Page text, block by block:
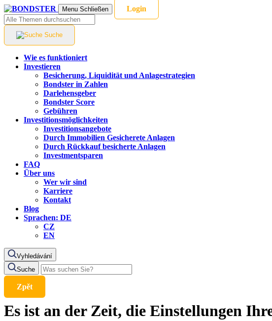
Menu Schließen Login
Suche
Wie es funktioniert
Investieren
Besicherung, Liquidität und Anlagestrategien
Bondster in Zahlen
Darlehensgeber
Bondster Score
Gebühren
Investitionsmöglichkeiten
Investitionsangebote
Durch Immobilien Gesicherete Anlagen
Durch Rückkauf besicherte Anlagen
Investmentsparen
FAQ
Über uns
Wer wir sind
Karriere
Kontakt
Blog
Sprachen: DE
CZ
EN
Vyhledávání
Suche
Zpět
Es ist an der Zeit, die Einstellungen